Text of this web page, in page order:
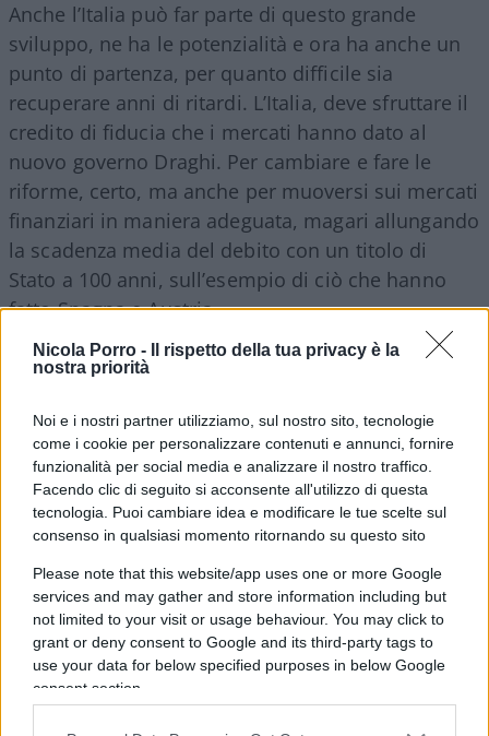
Nicola Porro -
Il rispetto della tua privacy è la
nostra priorità
Noi e i nostri partner utilizziamo, sul nostro sito, tecnologie
come i cookie per personalizzare contenuti e annunci, fornire
funzionalità per social media e analizzare il nostro traffico.
Facendo clic di seguito si acconsente all'utilizzo di questa
tecnologia. Puoi cambiare idea e modificare le tue scelte sul
consenso in qualsiasi momento ritornando su questo sito
Please note that this website/app uses one or more Google
services and may gather and store information including but
not limited to your visit or usage behaviour. You may click to
grant or deny consent to Google and its third-party tags to
use your data for below specified purposes in below Google
consent section.
Anche l’Italia può far parte di questo grande
sviluppo, ne ha le potenzialità e ora ha anche un
punto di partenza, per quanto difficile sia
recuperare anni di ritardi. L’Italia, deve sfruttare il
credito di fiducia che i mercati hanno dato al
nuovo governo Draghi. Per cambiare e fare le
riforme, certo, ma anche per muoversi sui mercati
finanziari in maniera adeguata, magari allungando
la scadenza media del debito con un titolo di
Stato a 100 anni, sull’esempio di ciò che hanno
fatto Spagna e Austria.
durata gli italiani, così bravi a risparmiare e fare
sacrifici, ma così timorosi di investire. Il
cambiamento è anche questo. Imparare a gestire
il proprio denaro, o a farlo gestire,
All’interno del numero di febbraio potrete trovare
gli interventi di personalità ed esperti di settore: